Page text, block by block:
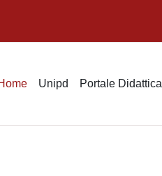
Unipd Portale Didattica